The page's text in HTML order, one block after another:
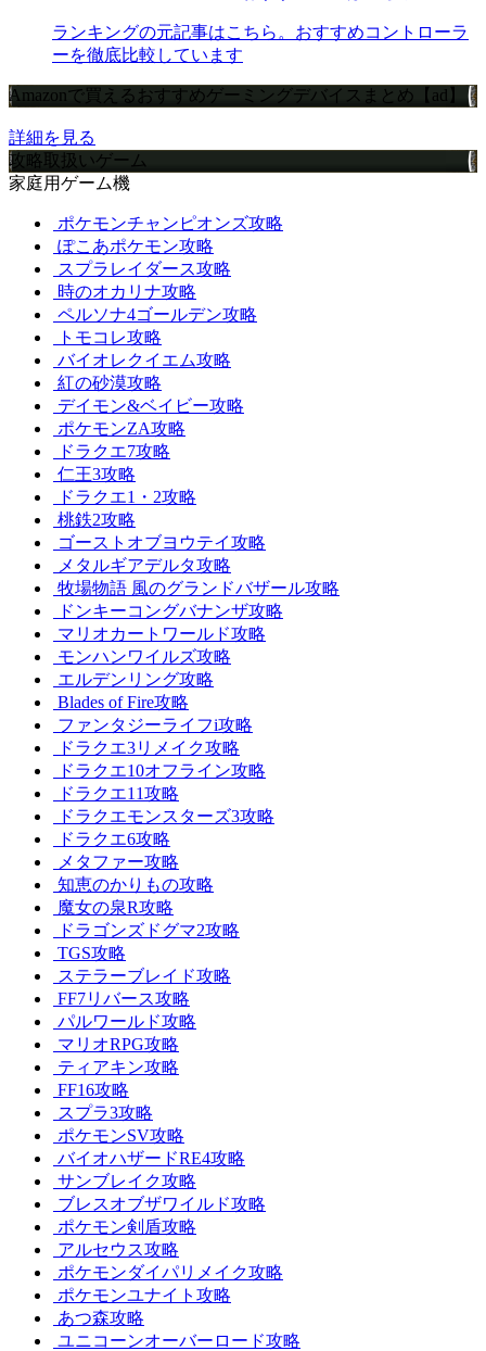
ランキングの元記事はこちら。おすすめコントローラ
ーを徹底比較しています
Amazonで買えるおすすめゲーミングデバイスまとめ【ad】
詳細を見る
攻略取扱いゲーム
家庭用ゲーム機
ポケモンチャンピオンズ攻略
ぽこあポケモン攻略
スプラレイダース攻略
時のオカリナ攻略
ペルソナ4ゴールデン攻略
トモコレ攻略
バイオレクイエム攻略
紅の砂漠攻略
デイモン&ベイビー攻略
ポケモンZA攻略
ドラクエ7攻略
仁王3攻略
ドラクエ1・2攻略
桃鉄2攻略
ゴーストオブヨウテイ攻略
メタルギアデルタ攻略
牧場物語 風のグランドバザール攻略
ドンキーコングバナンザ攻略
マリオカートワールド攻略
モンハンワイルズ攻略
エルデンリング攻略
Blades of Fire攻略
ファンタジーライフi攻略
ドラクエ3リメイク攻略
ドラクエ10オフライン攻略
ドラクエ11攻略
ドラクエモンスターズ3攻略
ドラクエ6攻略
メタファー攻略
知恵のかりもの攻略
魔女の泉R攻略
ドラゴンズドグマ2攻略
TGS攻略
ステラーブレイド攻略
FF7リバース攻略
パルワールド攻略
マリオRPG攻略
ティアキン攻略
FF16攻略
スプラ3攻略
ポケモンSV攻略
バイオハザードRE4攻略
サンブレイク攻略
ブレスオブザワイルド攻略
ポケモン剣盾攻略
アルセウス攻略
ポケモンダイパリメイク攻略
ポケモンユナイト攻略
あつ森攻略
ユニコーンオーバーロード攻略